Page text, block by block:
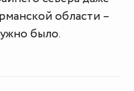
области –
было.